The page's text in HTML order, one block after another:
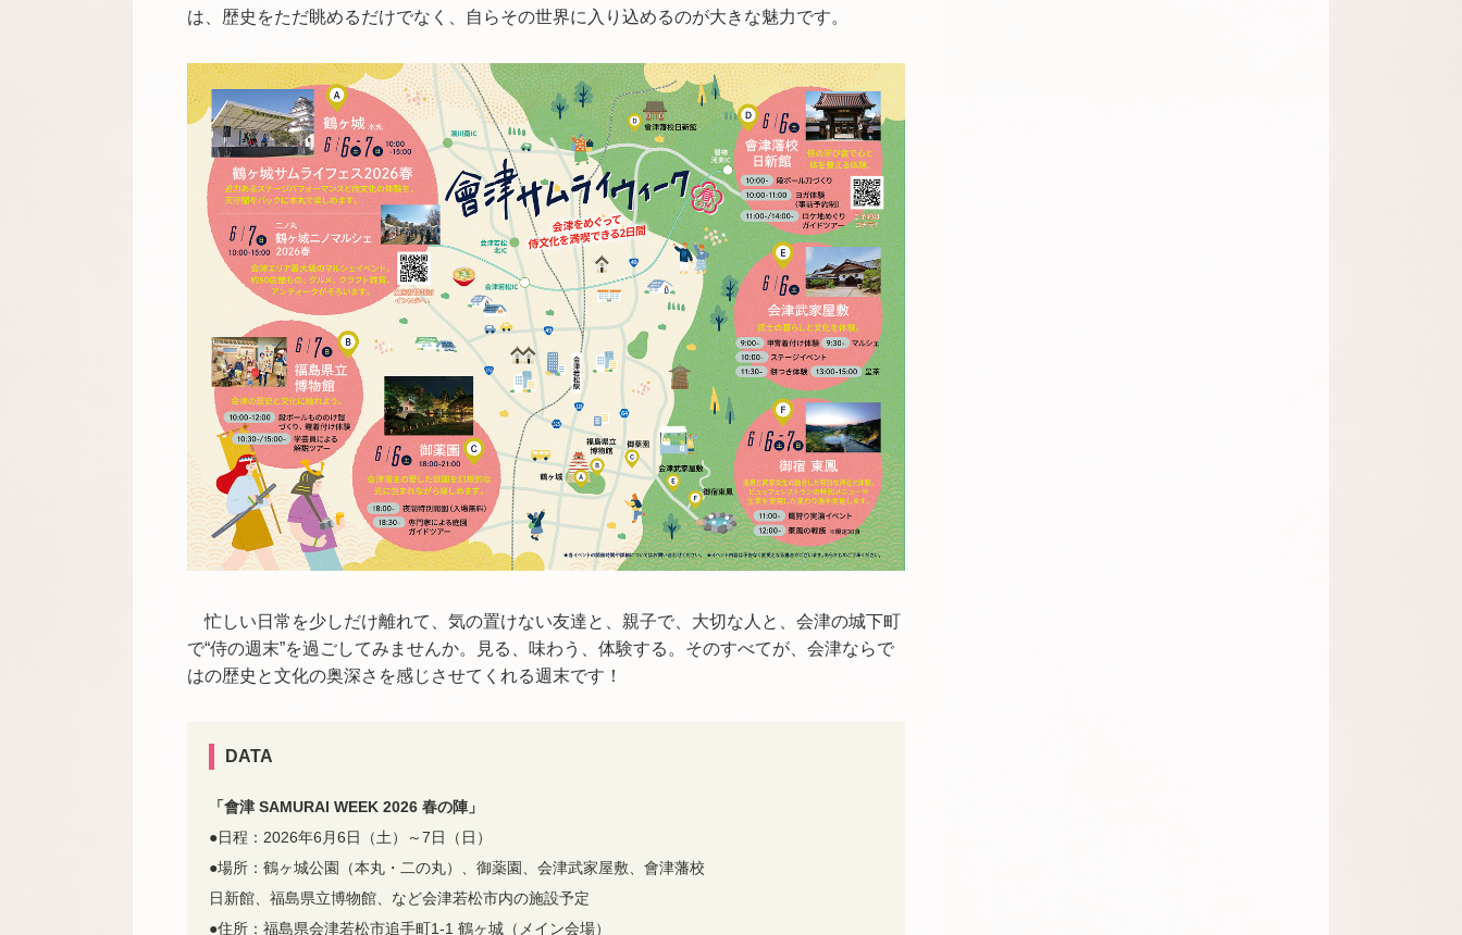
は、歴史をただ眺めるだけでなく、自らその世界に入り込めるのが大きな魅力です。
忙しい日常を少しだけ離れて、気の置けない友達と、親子で、大切な人と、会津の城下町
で“侍の週末”を過ごしてみませんか。見る、味わう、体験する。そのすべてが、会津ならで
はの歴史と文化の奥深さを感じさせてくれる週末です！
DATA
「會津 SAMURAI WEEK 2026 春の陣」
●日程：2026年6月6日（土）～7日（日）
●場所：鶴ヶ城公園（本丸・二の丸）、御薬園、会津武家屋敷、會津藩校
日新館、福島県立博物館、など会津若松市内の施設予定
●住所：福島県会津若松市追手町1-1 鶴ヶ城（メイン会場）